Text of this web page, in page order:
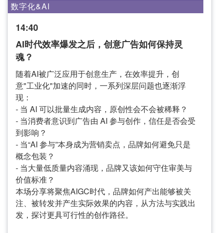
数字化&AI
14:40
AI时代效率爆发之后，创意广告如何保持灵
魂？
随着AI被广泛应用于创意生产，在效率提升，创
意"工业化"加速的同时，一系列深层问题也逐渐浮
现：
- 当 AI 可以批量生成内容，原创性会不会被稀释？
- 当消费者意识到广告由 AI 参与创作，信任是否会受
到影响？
- 当“AI 参与”本身成为营销卖点，品牌如何避免只是
概念包装？
- 当大量低质量内容涌现，品牌又该如何守住审美与
价值标准？
本场分享将聚焦AIGC时代，品牌如何产出能够被关
注、被转发并产生实际效果的内容，从方法与实践出
发，探讨更具可行性的创作路径。